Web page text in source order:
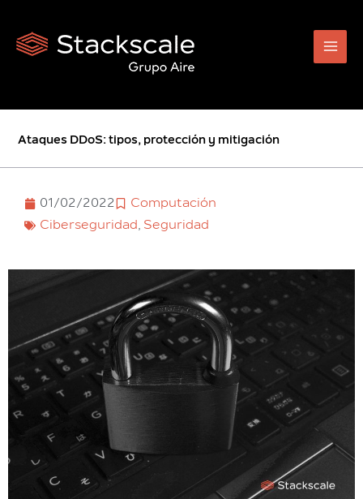
contenido
Ataques DDoS: tipos, protección y mitigación
01/02/2022
Computación
Ciberseguridad, Seguridad